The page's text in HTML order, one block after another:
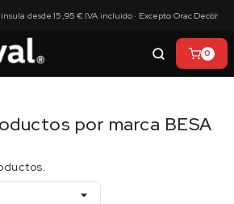
desde 15,95 € IVA incluido · Excepto Orac Decor
×
0
por marca BESA
